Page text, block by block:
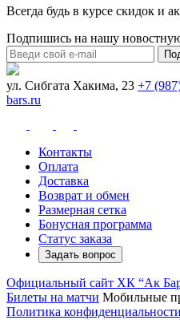
Всегда будь в курсе скидок и
Подпишись на нашу
ул. Сибгата Хакима, 23 +7
bars.ru
Контакты
Оплата
Доставка
Возврат и обмен
Размерная сетка
Бонусная программа
Статус заказа
Задать вопрос
Официальный сайт ХК “Ак
Билеты на матчи Мобильные
Политика конфиденциальности